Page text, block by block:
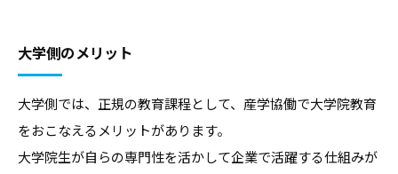
大学側のメリット
大学側では、正規の教育課程として、産学協働で大学院教育
をおこなえるメリットがあります。
大学院生が自らの専門性を活かして企業で活躍する仕組みが